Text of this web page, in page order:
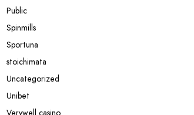
Public
Spinmills
Sportuna
stoichimata
Uncategorized
Unibet
Verywell casino